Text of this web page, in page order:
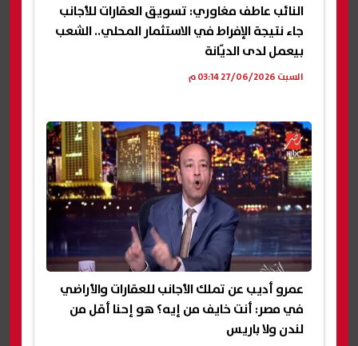
النائب عاطف مغاوري: تسويق العقارات للأجانب
جاء نتيجة الإفراط في الاستثمار المحلي.. الشعب
بيعمل لدى الديّانة
السبت 27/06/2026 03:14 م
عمرو أديب عن تملك الأجانب للعقارات والأراضي
في مصر: أنت خايف من إيه؟ هو إحنا أقل من
لندن ولا باريس